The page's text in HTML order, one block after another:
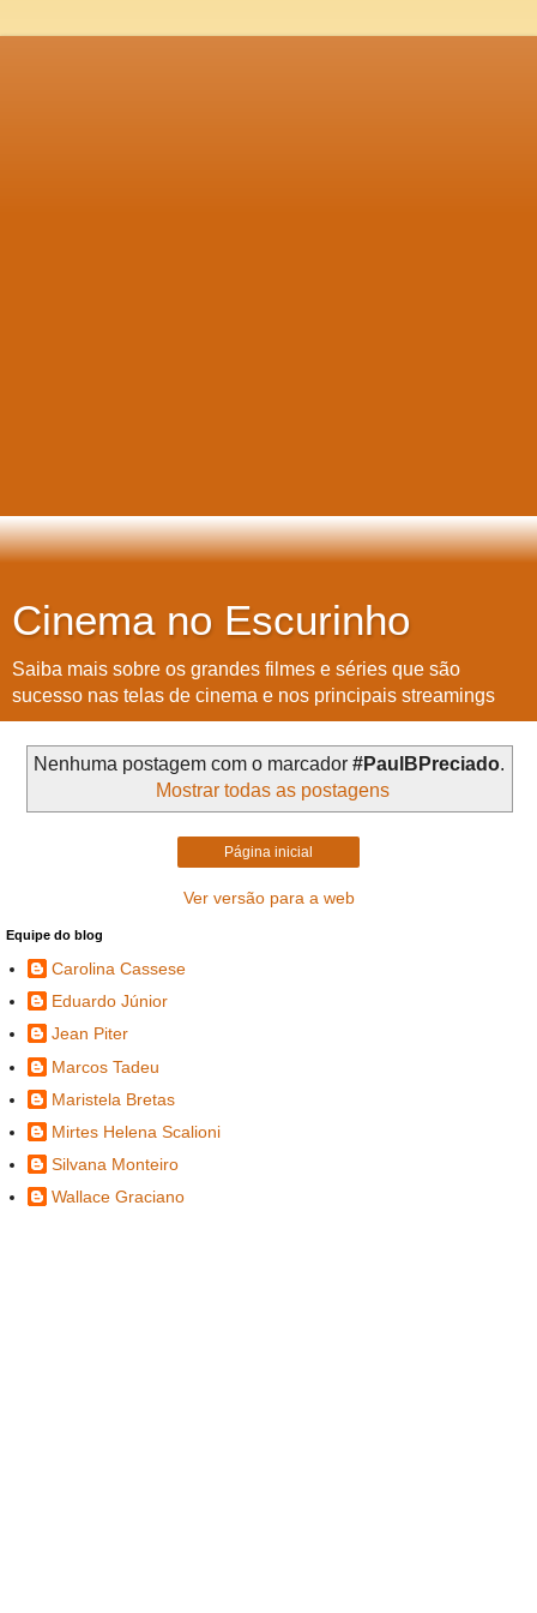
Cinema no Escurinho
Saiba mais sobre os grandes filmes e séries que são
sucesso nas telas de cinema e nos principais streamings
Nenhuma postagem com o marcador #PaulBPreciado.
Mostrar todas as postagens
Página inicial
Ver versão para a web
Equipe do blog
Carolina Cassese
Eduardo Júnior
Jean Piter
Marcos Tadeu
Maristela Bretas
Mirtes Helena Scalioni
Silvana Monteiro
Wallace Graciano